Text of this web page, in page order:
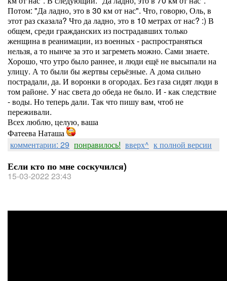
Потом: "Да ладно, это в 30 км от нас". Что, говорю, Оль, в
этот раз сказала? Что да ладно, это в 10 метрах от нас? :) В
общем, среди гражданских из пострадавших только
женщина в реанимации, из военных - распространяться
нельзя, а то нынче за это и загреметь можно. Сами знаете.
Хорошо, что утро было раннее, и люди ещё не высыпали на
улицу. А то были бы жертвы серьёзные. А дома сильно
пострадали, да. И воронки в огородах. Без газа сидят люди в
том районе. У нас света до обеда не было. И - как следствие
- воды. Но теперь дали. Так что пишу вам, чтоб не
переживали.
Всех люблю, целую, ваша
Фатеева Наташа
комментарии: 29 понравилось! вверх^ к полной версии
Если кто по мне соскучился)
15-03-2022 23:43